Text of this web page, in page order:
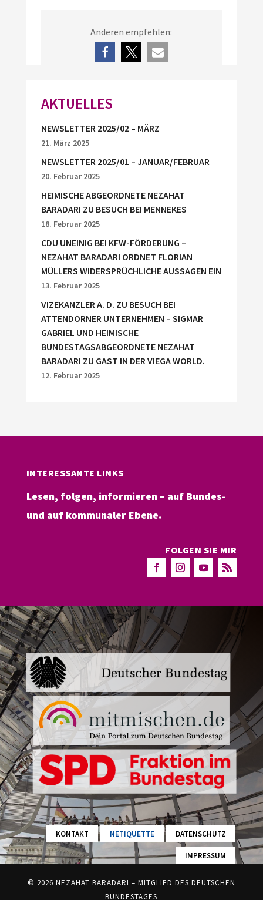
Anderen empfehlen:
AKTUELLES
NEWSLETTER 2025/02 – MÄRZ
21. März 2025
NEWSLETTER 2025/01 – JANUAR/FEBRUAR
20. Februar 2025
HEIMISCHE ABGEORDNETE NEZAHAT
BARADARI ZU BESUCH BEI MENNEKES
18. Februar 2025
CDU UNEINIG BEI KFW-FÖRDERUNG –
NEZAHAT BARADARI ORDNET FLORIAN
MÜLLERS WIDERSPRÜCHLICHE AUSSAGEN EIN
13. Februar 2025
VIZEKANZLER A. D. ZU BESUCH BEI
ATTENDORNER UNTERNEHMEN – SIGMAR
GABRIEL UND HEIMISCHE
BUNDESTAGSABGEORDNETE NEZAHAT
BARADARI ZU GAST IN DER VIEGA WORLD.
12. Februar 2025
INTERESSANTE LINKS
Lesen, folgen, informieren – auf Bundes-
und auf kommunaler Ebene.
FOLGEN SIE MIR
KONTAKT NETIQUETTE DATENSCHUTZ
IMPRESSUM
© 2026 NEZAHAT BARADARI – MITGLIED DES DEUTSCHEN
BUNDESTAGES